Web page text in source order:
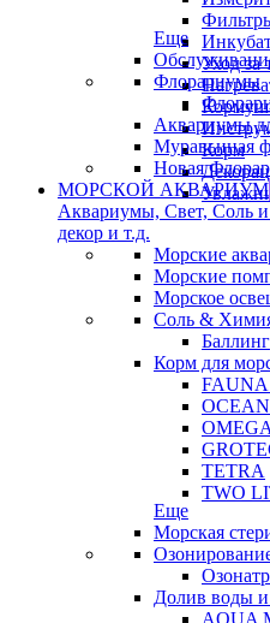
Уход за
Корм
Еще
Флорариумы
Аквариумы
Муравьиная
Новая
МОРСКОЙ АКВАРИУМ
Аквариумы, Свет, Соль
декор и т.д.
Морские
Морские
Морское
Соль &
Баллинг
Корм для
TETRA
TWO
Еще
Морская
Долив воды
AQUA